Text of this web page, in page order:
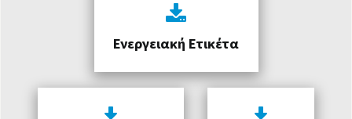
Ενεργειακή Ετικέτα